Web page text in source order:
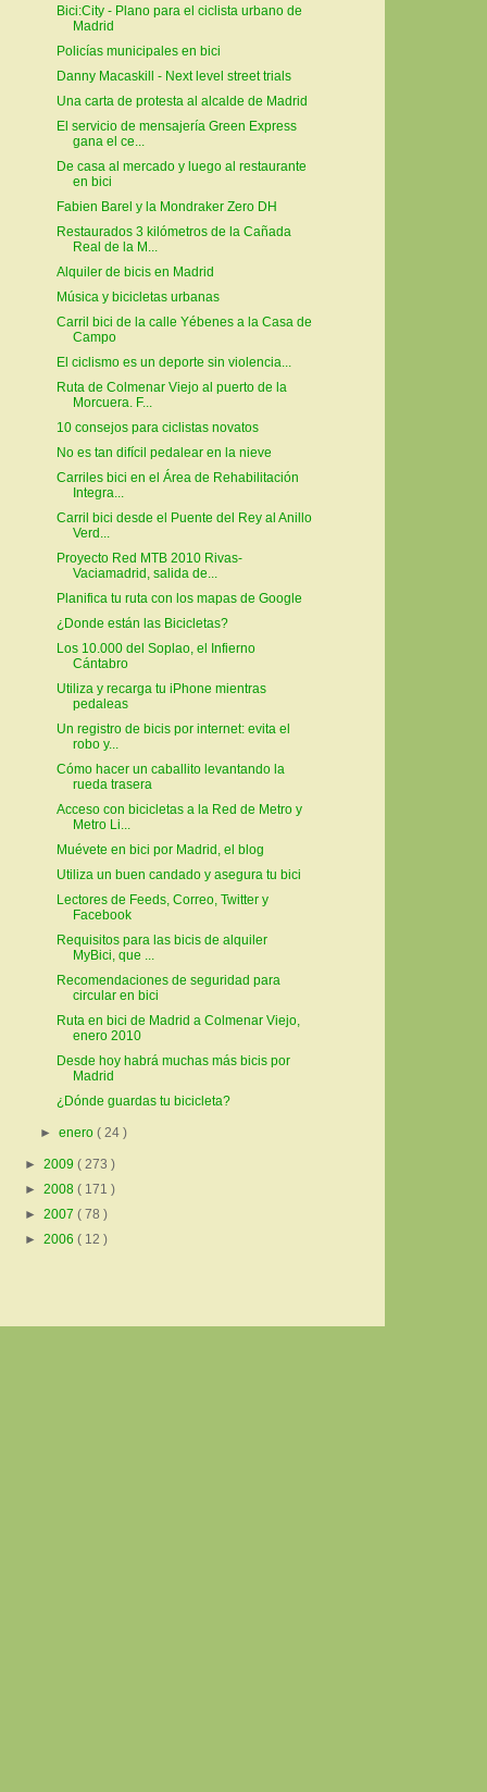
Bici:City - Plano para el ciclista urbano de
Madrid
Policías municipales en bici
Danny Macaskill - Next level street trials
Una carta de protesta al alcalde de Madrid
El servicio de mensajería Green Express
gana el ce...
De casa al mercado y luego al restaurante
en bici
Fabien Barel y la Mondraker Zero DH
Restaurados 3 kilómetros de la Cañada
Real de la M...
Alquiler de bicis en Madrid
Música y bicicletas urbanas
Carril bici de la calle Yébenes a la Casa de
Campo
El ciclismo es un deporte sin violencia...
Ruta de Colmenar Viejo al puerto de la
Morcuera. F...
10 consejos para ciclistas novatos
No es tan difícil pedalear en la nieve
Carriles bici en el Área de Rehabilitación
Integra...
Carril bici desde el Puente del Rey al Anillo
Verd...
Proyecto Red MTB 2010 Rivas-
Vaciamadrid, salida de...
Planifica tu ruta con los mapas de Google
¿Donde están las Bicicletas?
Los 10.000 del Soplao, el Infierno
Cántabro
Utiliza y recarga tu iPhone mientras
pedaleas
Un registro de bicis por internet: evita el
robo y...
Cómo hacer un caballito levantando la
rueda trasera
Acceso con bicicletas a la Red de Metro y
Metro Li...
Muévete en bici por Madrid, el blog
Utiliza un buen candado y asegura tu bici
Lectores de Feeds, Correo, Twitter y
Facebook
Requisitos para las bicis de alquiler
MyBici, que ...
Recomendaciones de seguridad para
circular en bici
Ruta en bici de Madrid a Colmenar Viejo,
enero 2010
Desde hoy habrá muchas más bicis por
Madrid
¿Dónde guardas tu bicicleta?
►enero( 24 )
► 2009 ( 273 )
► 2008 ( 171 )
► 2007 ( 78 )
► 2006 ( 12 )